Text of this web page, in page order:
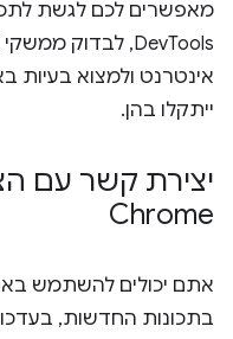
מאפשרים לכם לגשת
אינטרנט ולמצוא
ייתקלו בהן.
יצירת קשר עם
Chrome
אתם יכולים להשתמש
בתכונות החדשות,